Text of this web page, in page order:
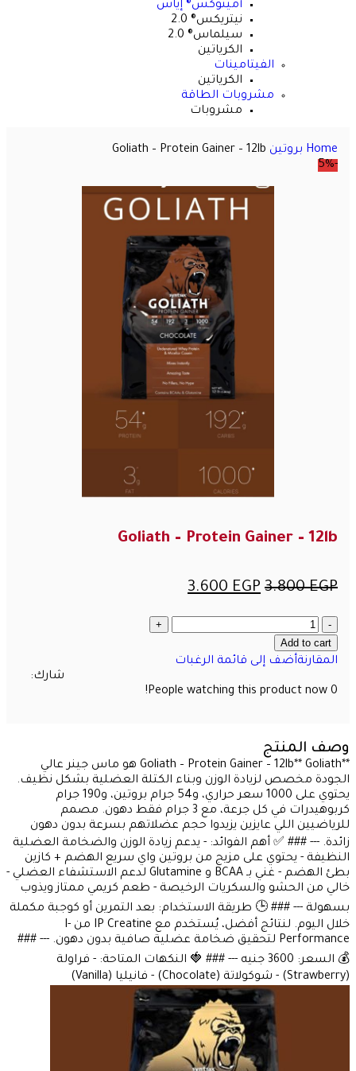
أمينوكس® إياس
نيتريكس® 2.0
سيلماس® 2.0
الكرياتين
الفيتامينات
الكرياتين
مشروبات الطاقة
مشروبات
Home بروتين Goliath – Protein Gainer – 12lb
-5%
Goliath – Protein Gainer – 12lb
3.800EGP
3.600EGP
Add to cart
المقارنةأضف إلى قائمة الرغبات
شارك:
0
People watching this product now!
وصف المنتج
**Goliath – Protein Gainer – 12lb** Goliath هو ماس جينر عالي
الجودة مخصص لزيادة الوزن وبناء الكتلة العضلية بشكل نظيف.
يحتوي على 1000 سعر حراري، و54 جرام بروتين، و190 جرام
كربوهيدرات في كل جرعة، مع 3 جرام فقط دهون. مصمم
للرياضيين اللي عايزين يزيدوا حجم عضلاتهم بسرعة بدون دهون
زائدة. --- ### ✅ أهم الفوائد: - يدعم زيادة الوزن والضخامة العضلية
النظيفة - يحتوي على مزيج من بروتين واي سريع الهضم + كازين
بطئ الهضم - غني بـ BCAA و Glutamine لدعم الاستشفاء العضلي -
خالي من الحشو والسكريات الرخيصة - طعم كريمي ممتاز ويذوب
بسهولة --- ### 🕒 طريقة الاستخدام: بعد التمرين أو كوجبة مكملة
خلال اليوم. لنتائج أفضل، يُستخدم مع IP Creatine من I-
Performance لتحقيق ضخامة عضلية صافية بدون دهون. --- ###
💰 السعر: 3600 جنيه --- ### 🍓 النكهات المتاحة: - فراولة
(Strawberry) - شوكولاتة (Chocolate) - فانيليا (Vanilla)